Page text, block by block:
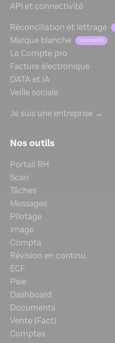
API et connectivité
Réconciliation et lettrage
Marque blanche Nouveauté
Le Compte pro
Facture électronique
DATA et IA
Veille sociale
Je suis une entreprise →
Nos outils
Portail RH
Scan
Tâches
Messages
Pilotage
Image
Compta
Révision en continu
ECF
Paie
Dashboard
Documents
Vente (Fact)
Comptes